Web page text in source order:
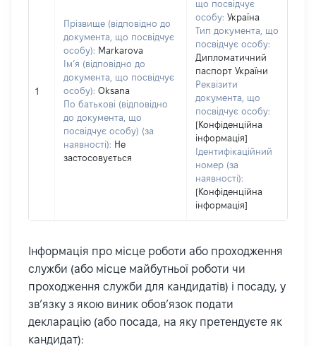
1
Прізвище (відповідно до
документа, що посвідчує
особу): Markarova
Ім’я (відповідно до
документа, що посвідчує
особу): Oksana
По батькові (відповідно
до документа, що
посвідчує особу) (за
наявності): Не
застосовується
що посвідчує
особу: Україна
Тип документа, що
посвідчує особу:
Дипломатичний
паспорт України
Реквізити
документа, що
посвідчує особу:
[Конфіденційна
інформація]
Ідентифікаційний
номер (за
наявності):
[Конфіденційна
інформація]
Інформація про місце роботи або проходження
служби (або місце майбутньої роботи чи
проходження служби для кандидатів) і посаду, у
зв’язку з якою виник обов’язок подати
декларацію (або посада, на яку претендуєте як
кандидат):